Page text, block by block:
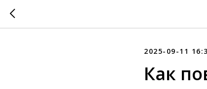
2025-09-11
Как